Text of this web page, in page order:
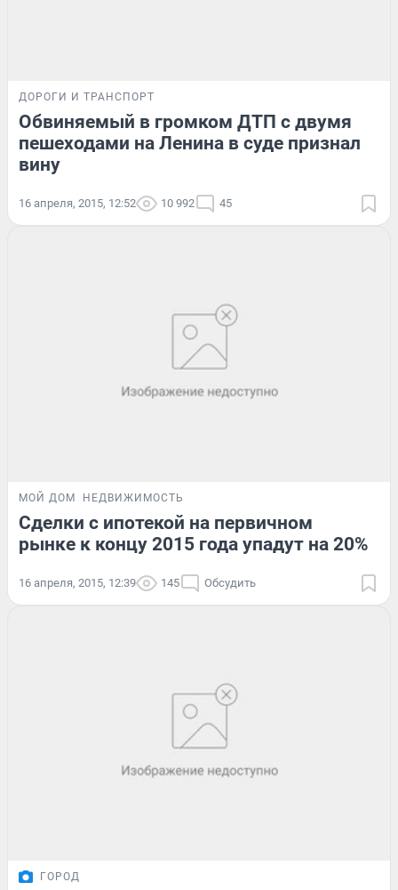
ДОРОГИ И ТРАНСПОРТ
Обвиняемый в громком ДТП с двумя
пешеходами на Ленина в суде признал
вину
16 апреля, 2015, 12:52 10 992 45
МОЙ ДОМ НЕДВИЖИМОСТЬ
Сделки с ипотекой на первичном
рынке к концу 2015 года упадут на 20%
16 апреля, 2015, 12:39 145 Обсудить
ГОРОД